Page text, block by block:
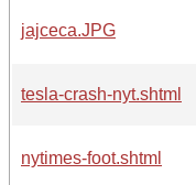
jajceca.JPG
tesla-crash-nyt.shtml
nytimes-foot.shtml